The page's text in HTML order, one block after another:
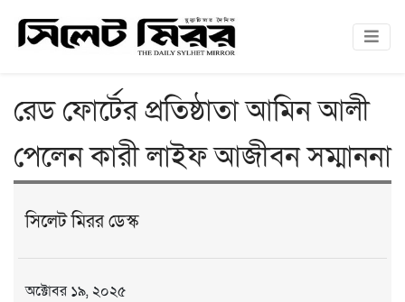
রেড ফোর্টের প্রতিষ্ঠাতা আমিন আলী
পেলেন কারী লাইফ আজীবন সম্মাননা
সিলেট মিরর ডেস্ক
অক্টোবর ১৯, ২০২৫